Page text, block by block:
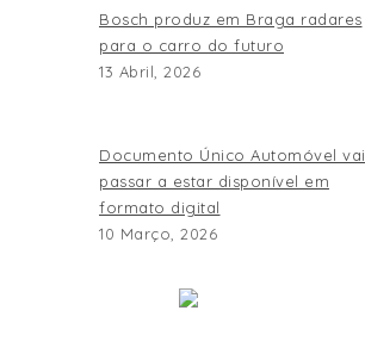
Bosch produz em Braga radares
para o carro do futuro
13 Abril, 2026
Documento Único Automóvel vai
passar a estar disponível em
formato digital
10 Março, 2026